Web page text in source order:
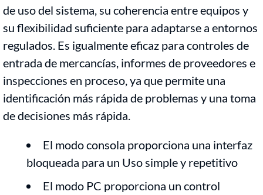
de uso del sistema, su coherencia entre equipos y
su flexibilidad suficiente para adaptarse a entornos
regulados. Es igualmente eficaz para controles de
entrada de mercancías, informes de proveedores e
inspecciones en proceso, ya que permite una
identificación más rápida de problemas y una toma
de decisiones más rápida.
El modo consola proporciona una interfaz
bloqueada para un Uso simple y repetitivo
El modo PC proporciona un control